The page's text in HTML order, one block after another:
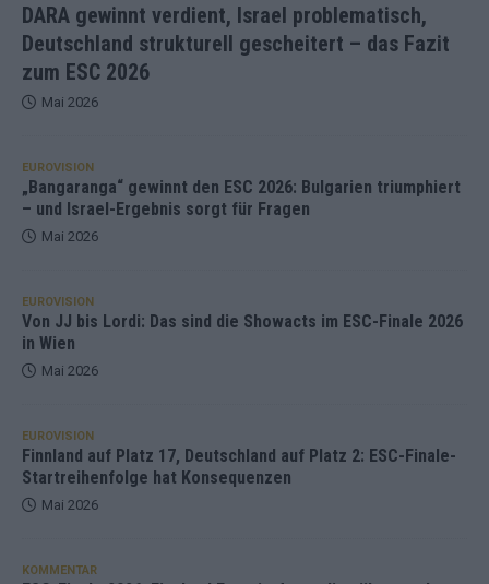
DARA gewinnt verdient, Israel problematisch,
Deutschland strukturell gescheitert – das Fazit
zum ESC 2026
Mai 2026
EUROVISION
„Bangaranga“ gewinnt den ESC 2026: Bulgarien triumphiert
– und Israel-Ergebnis sorgt für Fragen
Mai 2026
EUROVISION
Von JJ bis Lordi: Das sind die Showacts im ESC-Finale 2026
in Wien
Mai 2026
EUROVISION
Finnland auf Platz 17, Deutschland auf Platz 2: ESC-Finale-
Startreihenfolge hat Konsequenzen
Mai 2026
KOMMENTAR